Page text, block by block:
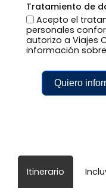
Tratamiento de
Acepto el
personales
autorizo a Viajes
información
Quiero
Itinerario